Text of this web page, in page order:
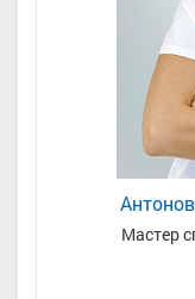
Мастер